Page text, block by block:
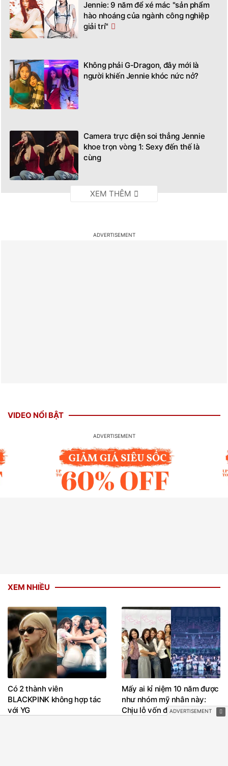
Jennie: 9 năm để xé mác "sản phẩm
hào nhoáng của ngành công nghiệp
giải trí"
Không phải G-Dragon, đây mới là
người khiến Jennie khóc nức nở?
Camera trực diện soi thẳng Jennie
khoe trọn vòng 1: Sexy đến thế là
cùng
VIDEO NỔI BẬT
XEM NHIỀU
Có 2 thành viên
BLACKPINK không hợp tác
với YG
Mấy ai kỉ niệm 10 năm được
như nhóm mỹ nhân này:
Chịu lỗ vốn để tái hợp, đưa